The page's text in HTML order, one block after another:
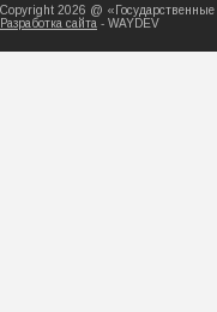
Copyright 2026 @
Разработка сайта - WAYDEV